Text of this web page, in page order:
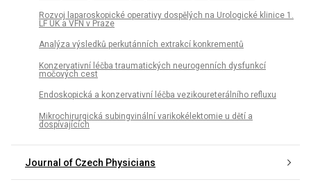
Rozvoj laparoskopické operativy dospělých na Urologické klinice 1.
LF UK a VFN v Praze
Analýza výsledků perkutánních extrakcí konkrementů
Konzervativní léčba traumatických neurogenních dysfunkcí
močových cest
Endoskopická a konzervativní léčba vezikoureterálního refluxu
Mikrochirurgická subingvinální varikokélektomie u dětí a
dospívajících
Journal of Czech Physicians